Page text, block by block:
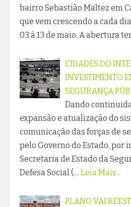
bairro Sebastião Maltez em
que vem crescendo a cada
03 à 13 de maio. A abertura
CIDADES DO
INVESTIMENTO
SEGURANÇA
Dando
expansão e atualização do
comunicação das forças de
pelo Governo do Estado, por
Secretaria de Estado da
Defesa Social (… Leia Mais...
PLANO VAI